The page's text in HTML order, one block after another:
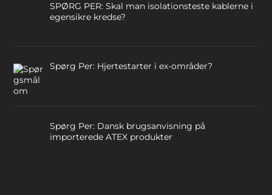
SPØRG PER: Skal man isolationsteste kablerne i
egensikre kredse?
Spørg Per: Hjertestarter i ex-områder?
Spørg Per: Dansk brugsanvisning på
importerede ATEX produkter